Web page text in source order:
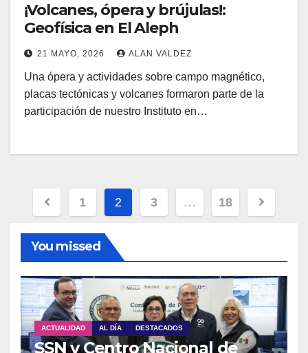
¡Volcanes, ópera y brújulas!:
Geofísica en El Aleph
21 MAYO, 2026 ALAN VALDEZ
Una ópera y actividades sobre campo magnético,
placas tectónicas y volcanes formaron parte de la
participación de nuestro Instituto en…
Paginación
de
entradas
1 2 3 … 18
You missed
ACTUALIDAD AL DÍA DESTACADOS
SSN y Centro Nacional de